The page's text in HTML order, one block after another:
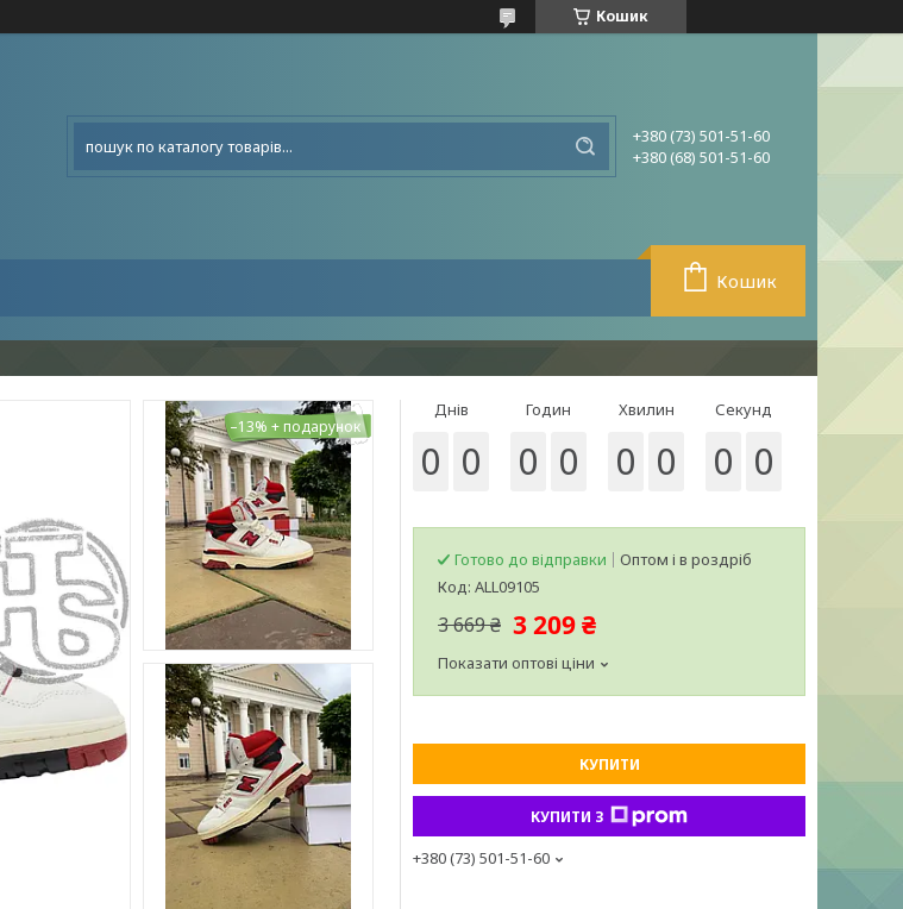
Кошик
+380 (73) 501-51-60
+380 (68) 501-51-60
Кошик
–13%
Днів
0 0
Годин
0 0
Хвилин
0 0
Секунд
0 0
Готово до відправки
Оптом і в роздріб
Код: ALL09105
3 669 ₴ 3 209 ₴
Показати оптові ціни
КУПИТИ
КУПИТИ З
+380 (73) 501-51-60